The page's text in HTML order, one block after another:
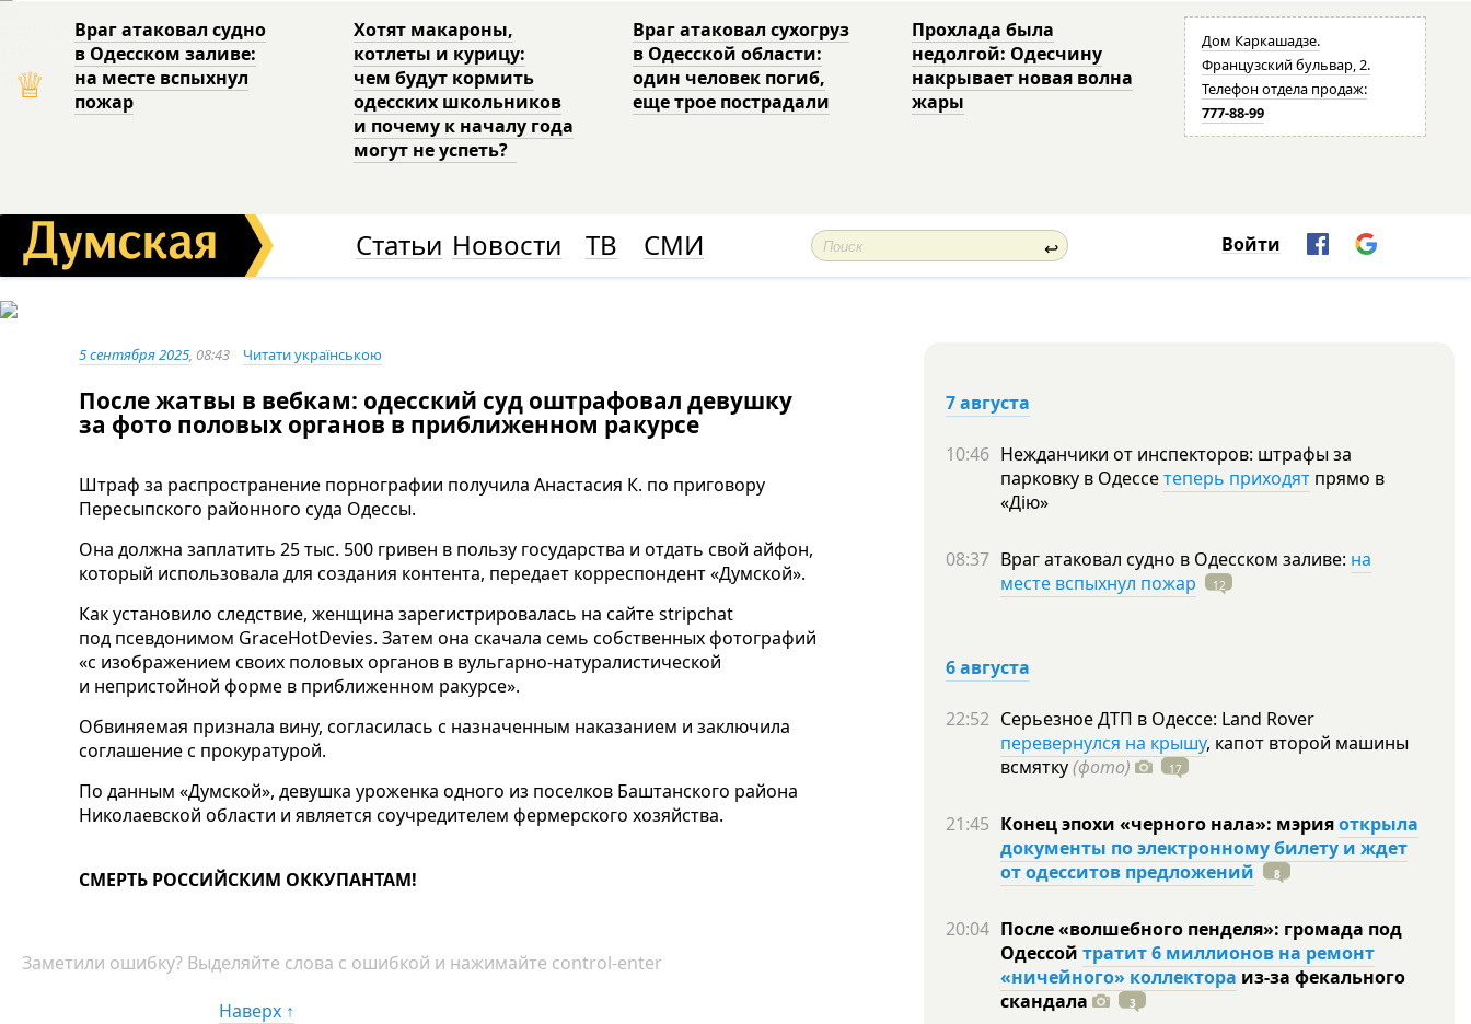
♕
Враг атаковал судно
в Одесском заливе:
на месте вспыхнул
пожар
Хотят макароны,
котлеты и курицу:
чем будут кормить
одесских школьников
и почему к началу года
могут не успеть?
Враг атаковал сухогруз
в Одесской области:
один человек погиб,
еще трое пострадали
Прохлада была
недолгой: Одесчину
накрывает новая волна
жары
Дом Каркашадзе.
Французский бульвар, 2.
Телефон отдела продаж:
777-88-99
Статьи Новости ТВ СМИ ↩ Войти
5 сентября 2025, 08:43 Читати українською
После жатвы в вебкам: одесский суд оштрафовал девушку
за фото половых органов в приближенном ракурсе
Штраф за распространение порнографии получила Анастасия К. по приговору
Пересыпского районного суда Одессы.
Она должна заплатить 25 тыс. 500 гривен в пользу государства и отдать свой айфон,
который использовала для создания контента, передает корреспондент «Думской».
Как установило следствие, женщина зарегистрировалась на сайте stripchat
под псевдонимом GraceHotDevies. Затем она скачала семь собственных фотографий
«с изображением своих половых органов в вульгарно-натуралистической
и непристойной форме в приближенном ракурсе».
Обвиняемая признала вину, согласилась с назначенным наказанием и заключила
соглашение с прокуратурой.
По данным «Думской», девушка уроженка одного из поселков Баштанского района
Николаевской области и является соучредителем фермерского хозяйства.
СМЕРТЬ РОССИЙСКИМ ОККУПАНТАМ!
Заметили ошибку? Выделяйте слова с ошибкой и нажимайте control-enter
Наверх ↑
7 августа
10:46 Нежданчики от инспекторов: штрафы за
парковку в Одессетеперь приходят прямо в
«Дію»
08:37 Враг атаковал судно в Одесском заливе: на
месте вспыхнул пожар
12
6 августа
22:52 Серьезное ДТП в Одессе: Land Rover
перевернулся на крышу, капот второй машины
всмятку(фото) 17
21:45 Конец эпохи «черного нала»: мэрияоткрыла
документы по электронному билету и ждет
от одесситов предложений
8
20:04 После «волшебного пенделя»: громада под
Одессой тратит 6 миллионов на ремонт
«ничейного» коллектора из-за фекального
скандала
3